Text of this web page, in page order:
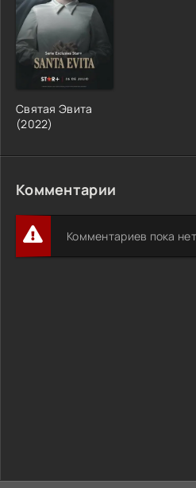
Святая Эвита
(2022)
Комментарии
Комментариев пока